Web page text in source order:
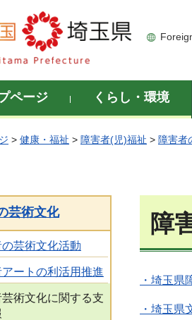
県
ページ くらし・環境
> 健康・福祉 > 障害者(児)福祉 > 障害者
芸術文化
芸術文化活動
ートの利活用推進
術文化に関する支
障
・埼玉県
・埼玉県